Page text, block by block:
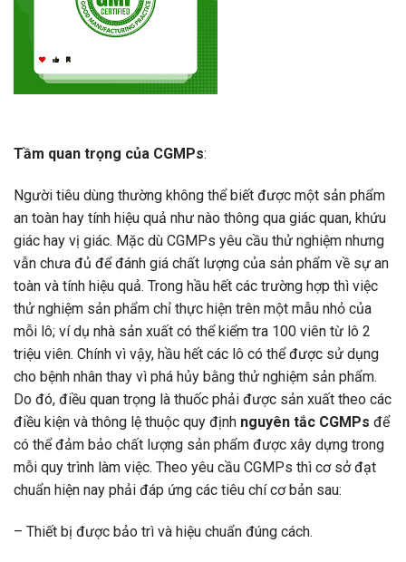
Tầm quan trọng của CGMPs:
Người tiêu dùng thường không thể biết được một sản phẩm
an toàn hay tính hiệu quả như nào thông qua giác quan, khứu
giác hay vị giác. Mặc dù CGMPs yêu cầu thử nghiệm nhưng
vẫn chưa đủ để đánh giá chất lượng của sản phẩm về sự an
toàn và tính hiệu quả. Trong hầu hết các trường hợp thì việc
thử nghiệm sản phẩm chỉ thực hiện trên một mẫu nhỏ của
mỗi lô; ví dụ nhà sản xuất có thể kiểm tra 100 viên từ lô 2
triệu viên. Chính vì vậy, hầu hết các lô có thể được sử dụng
cho bệnh nhân thay vì phá hủy bằng thử nghiệm sản phẩm.
Do đó, điều quan trọng là thuốc phải được sản xuất theo các
điều kiện và thông lệ thuộc quy định nguyên tắc CGMPs để
có thể đảm bảo chất lượng sản phẩm được xây dựng trong
mỗi quy trình làm việc. Theo yêu cầu CGMPs thì cơ sở đạt
chuẩn hiện nay phải đáp ứng các tiêu chí cơ bản sau:
– Thiết bị được bảo trì và hiệu chuẩn đúng cách.